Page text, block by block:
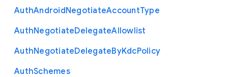
AuthAndroidNegotiateAccountType
AuthNegotiateDelegateAllowlist
AuthNegotiateDelegateByKdcPolicy
AuthSchemes